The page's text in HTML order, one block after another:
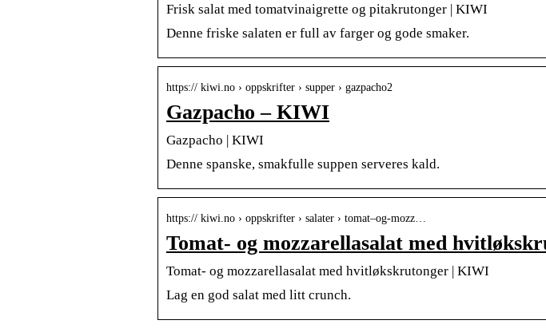
Frisk salat med tomatvinaigrette og pitakrutonger | KIWI
Denne friske salaten er full av farger og gode smaker.
https:// kiwi.no › oppskrifter › supper › gazpacho2
Gazpacho – KIWI
Gazpacho | KIWI
Denne spanske, smakfulle suppen serveres kald.
https:// kiwi.no › oppskrifter › salater › tomat–og-mozz…
Tomat- og mozzarellasalat med
Tomat- og mozzarellasalat med hvitløkskrutonger | KIWI
Lag en god salat med litt crunch.